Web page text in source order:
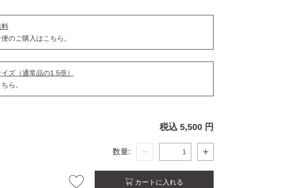
料
のご購入はこちら。
ズ（通常品の1.5倍）
ら。
税込 5,500 円
数量:
カートに入れる